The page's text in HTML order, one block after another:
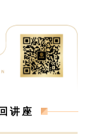
讲座